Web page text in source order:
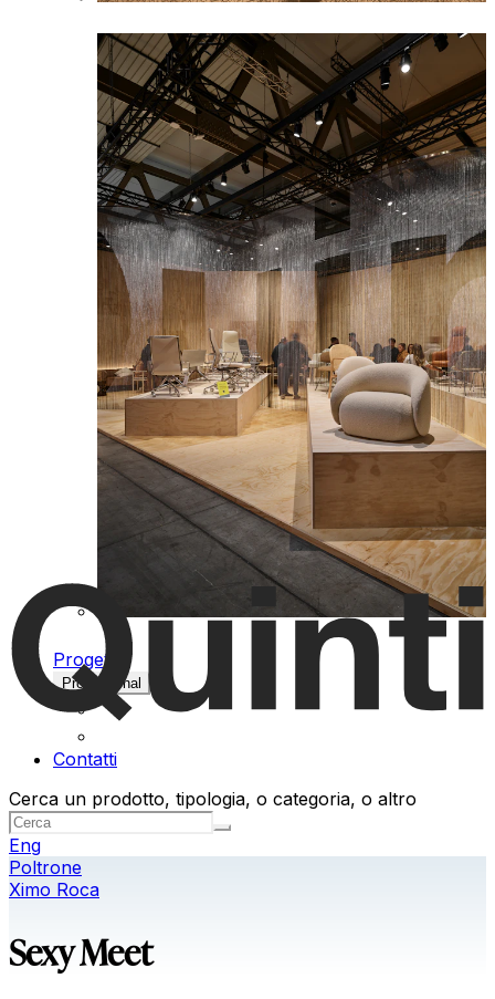
Progetti
Professional
Contatti
Cerca un prodotto, tipologia, o categoria, o altro
Eng
Poltrone
Ximo Roca
Sexy Meet